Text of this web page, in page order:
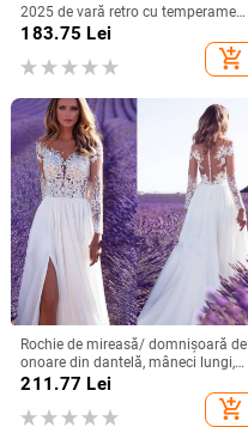
2025 de vară retro cu temperament
nou, talie subțire, fustă pentru femei
183.75 Lei
add_shopping_cart
Rochie de mireasă/ domnișoară de
onoare din dantelă, mâneci lungi,
decolteu adânc în V, despicare, tren
211.77 Lei
add_shopping_cart